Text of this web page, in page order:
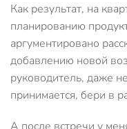
Как результат, на
планированию
аргументировано
добавлению новой
руководитель, даже
принимается, бери в